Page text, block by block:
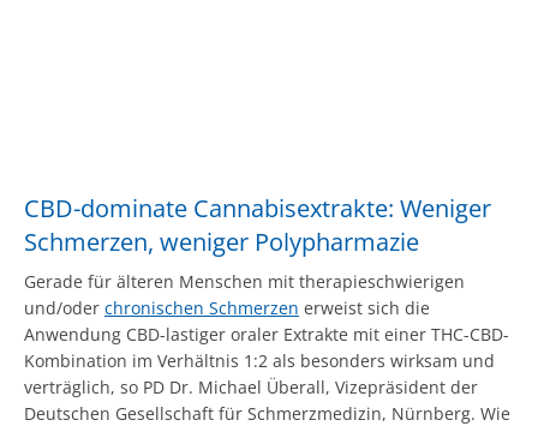
CBD-dominate Cannabisextrakte: Weniger
Schmerzen, weniger Polypharmazie
Gerade für älteren Menschen mit therapieschwierigen
und/oder chronischen Schmerzen erweist sich die
Anwendung CBD-lastiger oraler Extrakte mit einer THC-CBD-
Kombination im Verhältnis 1:2 als besonders wirksam und
verträglich, so PD Dr. Michael Überall, Vizepräsident der
Deutschen Gesellschaft für Schmerzmedizin, Nürnberg. Wie